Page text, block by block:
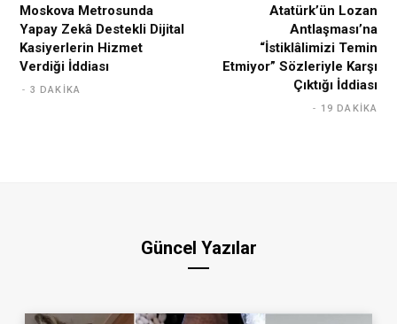
Moskova Metrosunda
Yapay Zekâ Destekli Dijital
Kasiyerlerin Hizmet
Verdiği İddiası
3 DAKIKA
Atatürk’ün Lozan
Antlaşması’na
“İstiklâlimizi Temin
Etmiyor” Sözleriyle Karşı
Çıktığı İddiası
19 DAKIKA
Güncel Yazılar